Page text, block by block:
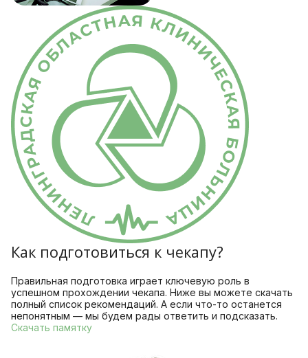
Как подготовиться к чекапу?
Правильная подготовка играет ключевую роль в
успешном прохождении чекапа. Ниже вы можете скачать
полный список рекомендаций. А если что-то останется
непонятным — мы будем рады ответить и подсказать.
Скачать памятку